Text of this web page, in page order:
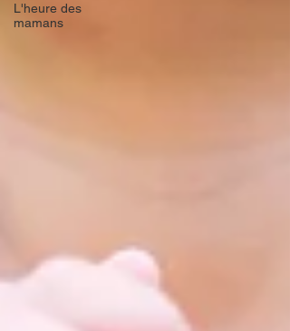
L'heure des
mamans